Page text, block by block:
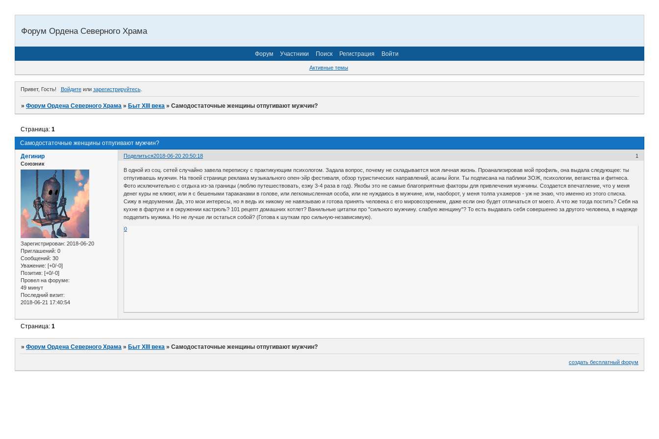
Форум Ордена Северного Храма
Форум Участники Поиск Регистрация Войти
Активные темы
Привет, Гость! Войдитеили зарегистрируйтесь.
»Форум Ордена Северного Храма »Быт XIII века »Самодостаточные женщины отпугивают мужчин?
Самодостаточные женщины отпугивают мужчин?
Страница:1
Поделиться 1
2018-06-20 20:50:18
Дегинир
Союзник
Зарегистрирован: 2018-06-20
Приглашений: 0
Сообщений: 30
Уважение: [+0/-0]
Позитив: [+0/-0]
Провел на форуме:
49 минут
Последний визит:
2018-06-21 17:40:54
В одной из соц. сетей случайно завела переписку с практикующим психологом. Задала вопрос, почему не складывается моя личная жизнь. Проанализировав мой профиль, она выдала следующее: ты
отпугиваешь мужчин. На твоей странице реклама музыкального опен-эйр фестиваля, обзор туристических направлений, асаны йоги. Ты подписана на паблики ЗОЖ, психологии, веганства и фитнеса.
Фото исключительно с отдыха из-за границы (люблю путешествовать, езжу 3-4 раза в год). Якобы это не самые благоприятные факторы для привлечения мужчины. Создается впечатление, что у меня
денег куры не клюют, или я с бешеными тараканами в голове, или легкомысленная особа, или не нуждаюсь в мужчине, или, наоборот, у меня толпа ухажеров - уж не знаю, что именно из этого списка.
Сижу в недоумении. Да, это мои интересы, но я ведь их никому не навязываю и готова принять человека с его мировоззрением, даже если оно будет отличаться от моего. А что же тогда постить? Себя на
кухне в фартуке и в окружении кастрюль? 101 рецепт домашних котлет? Ванильные цитатки про "сильного мужчину. слабую женщину"? То есть выдавать себя совершенно за другого человека, в надежде
подцепить мужика. Но не лучше ли остаться собой? (Готова к шуткам про сильную-независимую).
0
Страница:1
»Форум Ордена Северного Храма »Быт XIII века »Самодостаточные женщины отпугивают мужчин?
создать бесплатный форум